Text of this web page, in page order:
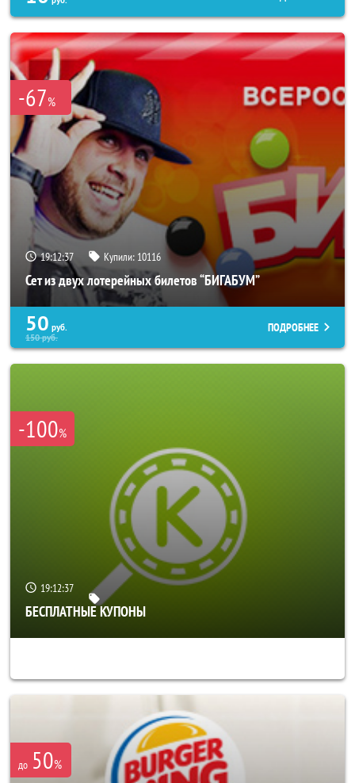
-67%
19:12:33 Купили: 10116
Сет из двух лотерейных билетов “БИГАБУМ”
50 руб.
150руб.
ПОДРОБНЕЕ
-100%
19:12:33
БЕСПЛАТНЫЕ КУПОНЫ
до 50%